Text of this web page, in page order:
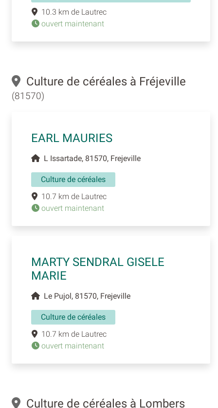
10.3 km de Lautrec
ouvert maintenant
Culture de céréales à Fréjeville
(81570)
EARL MAURIES
L Issartade, 81570, Frejeville
Culture de céréales
10.7 km de Lautrec
ouvert maintenant
MARTY SENDRAL GISELE
MARIE
Le Pujol, 81570, Frejeville
Culture de céréales
10.7 km de Lautrec
ouvert maintenant
Culture de céréales à Lombers